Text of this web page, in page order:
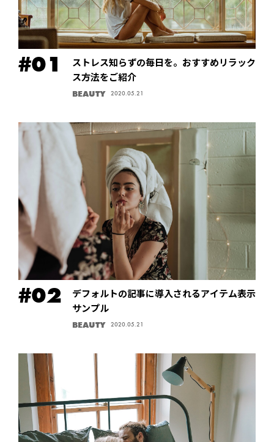
ストレス知らずの毎日を。おすすめリラック
ス方法をご紹介
BEAUTY 2020.05.21
デフォルトの記事に導入されるアイテム表示
サンプル
BEAUTY 2020.05.21